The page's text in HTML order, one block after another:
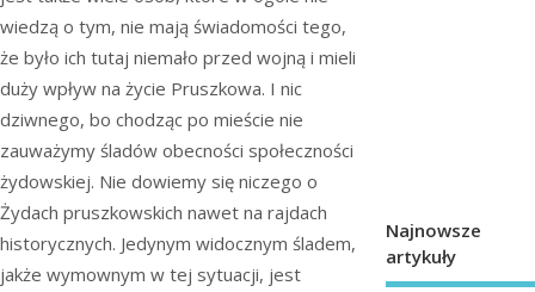
wiedzą o tym, nie mają świadomości tego,
że było ich tutaj niemało przed wojną i mieli
duży wpływ na życie Pruszkowa. I nic
dziwnego, bo chodząc po mieście nie
zauważymy śladów obecności społeczności
żydowskiej. Nie dowiemy się niczego o
Żydach pruszkowskich nawet na rajdach
historycznych. Jedynym widocznym śladem,
jakże wymownym w tej sytuacji, jest
Najnowsze
artykuły